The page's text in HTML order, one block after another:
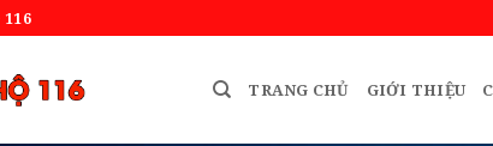
116
TRANG CHỦ GIỚI THIỆU